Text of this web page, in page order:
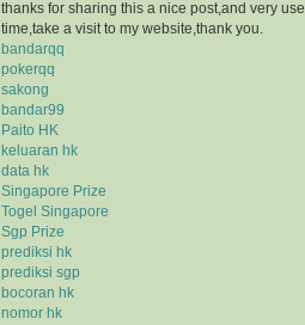
thanks for sharing this a nice post,and very
time,take a visit to my website,thank you.
bandarqq
pokerqq
sakong
bandar99
Paito HK
keluaran hk
data hk
Singapore Prize
Togel Singapore
Sgp Prize
prediksi hk
prediksi sgp
bocoran hk
nomor hk